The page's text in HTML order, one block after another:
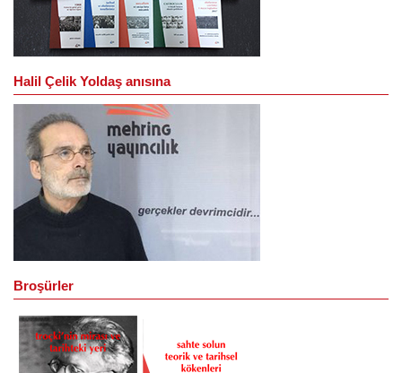
Halil Çelik Yoldaş anısına
Broşürler